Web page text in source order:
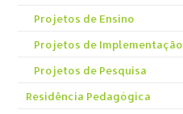
Projetos de Ensino
Projetos de Implementação
Projetos de Pesquisa
Residência Pedagógica